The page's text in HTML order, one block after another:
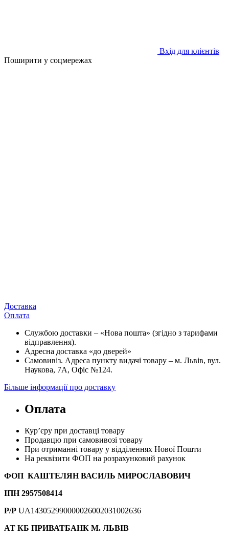
Вхід для клієнтів
Поширити у соцмережах
Доставка
Оплата
Службою доставки – «Нова пошта» (згідно з тарифами
відправлення).
Адресна доставка «до дверей»
Самовивіз. Адреса пункту видачі товару – м. Львів, вул.
Наукова, 7А, Офіс №124.
Більше інформації про доставку
Оплата
Кур’єру при доставці товару
Продавцю при самовивозі товару
При отриманні товару у відділеннях Нової Пошти
На реквізити ФОП на розрахунковий рахунок
ФОП КАШТЕЛЯН ВАСИЛЬ МИРОСЛАВОВИЧ
ІПН 2957508414
Р/Р UA143052990000026002031002636
АТ КБ ПРИВАТБАНК М. ЛЬВІВ